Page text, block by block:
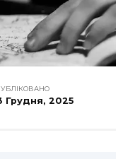
Грудня, 2025